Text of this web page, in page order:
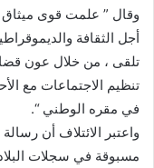
وقال ” علمت قوى ميثاق
أجل الثقافة
تلقى ، من خلال عون
تنظيم الاجتماعات مع
في مقره الوطني “.
واعتبر الائتلاف أن
مسبوقة في سجلات